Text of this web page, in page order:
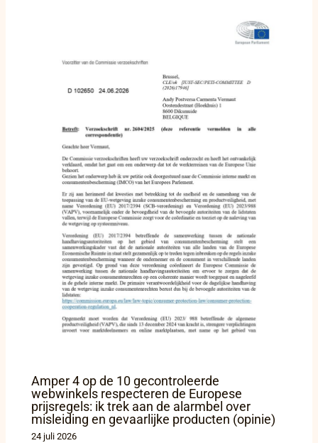
Amper 4 op de 10 gecontroleerde
webwinkels respecteren de Europese
prijsregels: ik trek aan de alarmbel over
misleiding en gevaarlijke producten (opinie)
24 juli 2026